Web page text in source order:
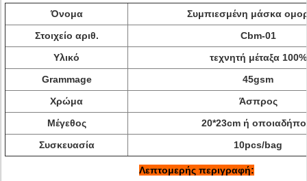
Όνομα
Συμπιεσμένη μάσκα
Στοιχείο αριθ.
Cbm-01
Υλικό
τεχνητή μέταξα 100%
Grammage
45gsm
Χρώμα
Άσπρος
Μέγεθος
20*23cm ή
Συσκευασία
10pcs/bag
Λεπτομερής περιγραφή: